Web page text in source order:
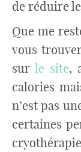
de réduire
Que me
vous
sur le site,
calories
n’est pas
certaines